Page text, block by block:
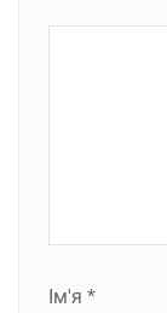
Ім'я *